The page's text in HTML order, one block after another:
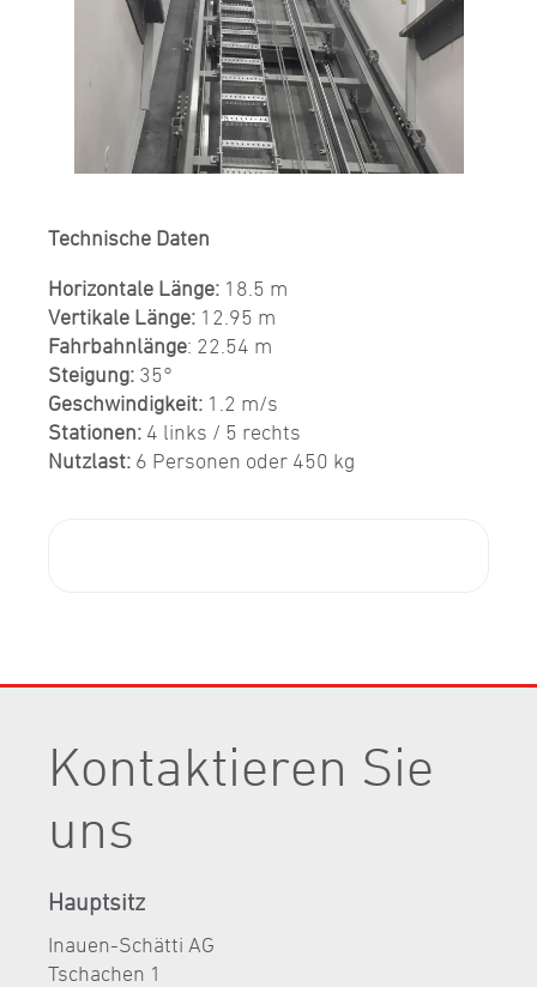
Technische Daten
Horizontale Länge: 18.5 m
Vertikale Länge: 12.95 m
Fahrbahnlänge: 22.54 m
Steigung: 35°
Geschwindigkeit: 1.2 m/s
Stationen: 4 links / 5 rechts
Nutzlast: 6 Personen oder 450 kg
Kontaktieren Sie
uns
Hauptsitz
Inauen-Schätti AG
Tschachen 1